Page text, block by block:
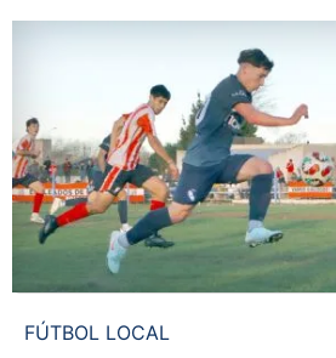
FÚTBOL LOCAL